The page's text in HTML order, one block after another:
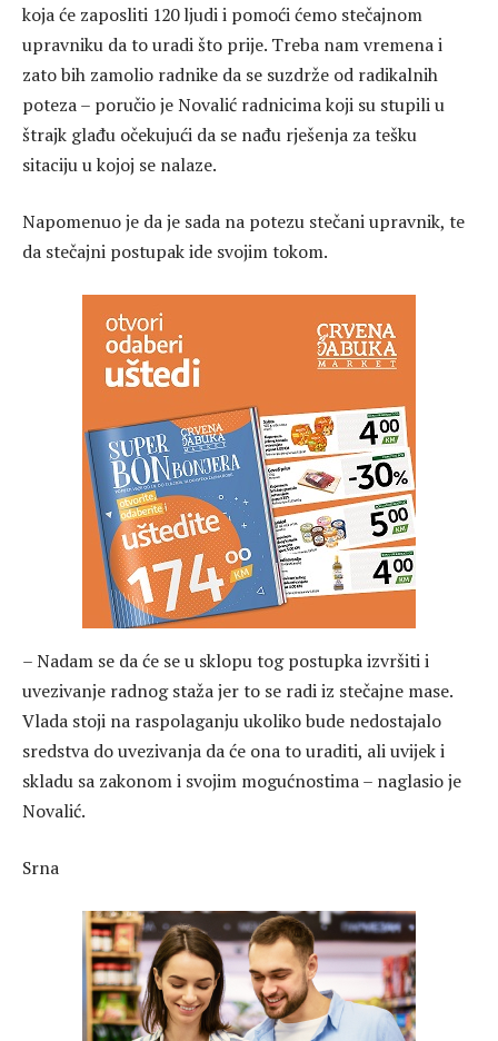
koja će zaposliti 120 ljudi i pomoći ćemo stečajnom
upravniku da to uradi što prije. Treba nam vremena i
zato bih zamolio radnike da se suzdrže od radikalnih
poteza – poručio je Novalić radnicima koji su stupili u
štrajk glađu očekujući da se nađu rješenja za tešku
sitaciju u kojoj se nalaze.
Napomenuo je da je sada na potezu stečani upravnik, te
da stečajni postupak ide svojim tokom.
– Nadam se da će se u sklopu tog postupka izvršiti i
uvezivanje radnog staža jer to se radi iz stečajne mase.
Vlada stoji na raspolaganju ukoliko bude nedostajalo
sredstva do uvezivanja da će ona to uraditi, ali uvijek i
skladu sa zakonom i svojim mogućnostima – naglasio je
Novalić.
Srna